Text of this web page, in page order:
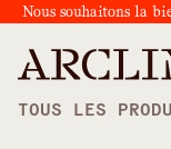
Nous souhaitons la
TOUS LES